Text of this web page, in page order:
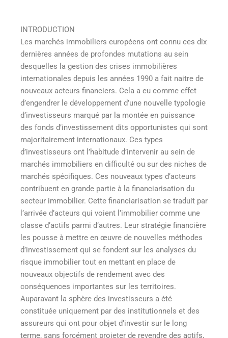
INTRODUCTION
Les marchés immobiliers européens ont connu ces dix
dernières années de profondes mutations au sein
desquelles la gestion des crises immobilières
internationales depuis les années 1990 a fait naitre de
nouveaux acteurs financiers. Cela a eu comme effet
d’engendrer le développement d’une nouvelle typologie
d’investisseurs marqué par la montée en puissance
des fonds d’investissement dits opportunistes qui sont
majoritairement internationaux. Ces types
d’investisseurs ont l’habitude d’intervenir au sein de
marchés immobiliers en difficulté ou sur des niches de
marchés spécifiques. Ces nouveaux types d’acteurs
contribuent en grande partie à la financiarisation du
secteur immobilier. Cette financiarisation se traduit par
l’arrivée d’acteurs qui voient l’immobilier comme une
classe d’actifs parmi d’autres. Leur stratégie financière
les pousse à mettre en œuvre de nouvelles méthodes
d’investissement qui se fondent sur les analyses du
risque immobilier tout en mettant en place de
nouveaux objectifs de rendement avec des
conséquences importantes sur les territoires.
Auparavant la sphère des investisseurs a été
constituée uniquement par des institutionnels et des
assureurs qui ont pour objet d’investir sur le long
terme, sans forcément projeter de revendre des actifs,